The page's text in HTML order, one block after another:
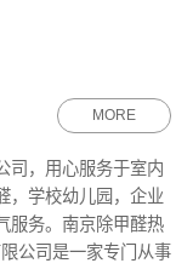
MORE
司，用心服务于室内
，学校幼儿园，企业
服务。南京除甲醛热
公司是一家专门从事